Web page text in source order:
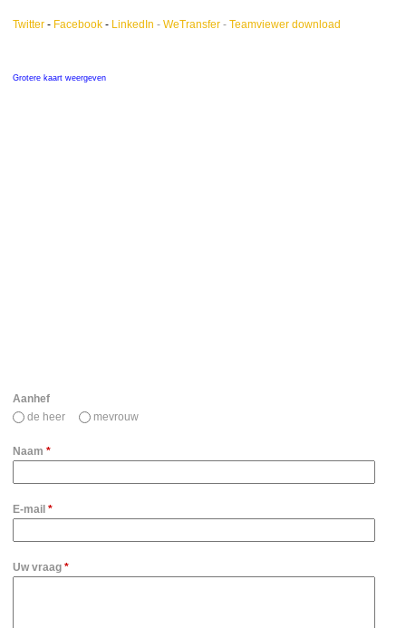
Twitter - Facebook - LinkedIn - WeTransfer - Teamviewer download
Grotere kaart weergeven
Aanhef
de heer
mevrouw
Naam *
E-mail *
Uw vraag *